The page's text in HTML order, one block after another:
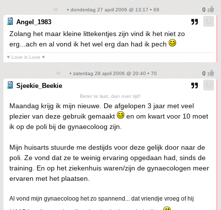
• donderdag 27 april 2006 @ 13:17 • 69
Angel_1983
Zolang het maar kleine littekentjes zijn vind ik het niet zo
erg...ach en al vond ik het wel erg dan had ik pech
♥ Love is Love ♥
• zaterdag 29 april 2006 @ 20:40 • 70
Sjeekie_Beekie
Beter te laat, dan over tijd!
Maandag krijg ik mijn nieuwe. De afgelopen 3 jaar met veel
plezier van deze gebruik gemaakt
en om kwart voor 10 moet
ik op de poli bij de gynaecoloog zijn.
Mijn huisarts stuurde me destijds voor deze gelijk door naar de
poli. Ze vond dat ze te weinig ervaring opgedaan had, sinds de
training. En op het ziekenhuis waren/zijn de gynaecologen meer
ervaren met het plaatsen.
Al vond mijn gynaecoloog het zo spannend... dat vriendje vroeg of hij